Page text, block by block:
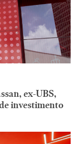
ex-UBS,
investimento